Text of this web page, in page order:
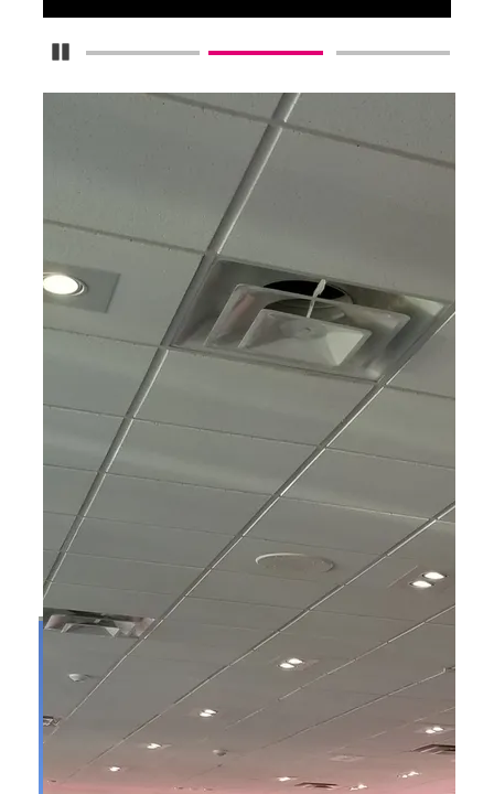
Detener carrusel